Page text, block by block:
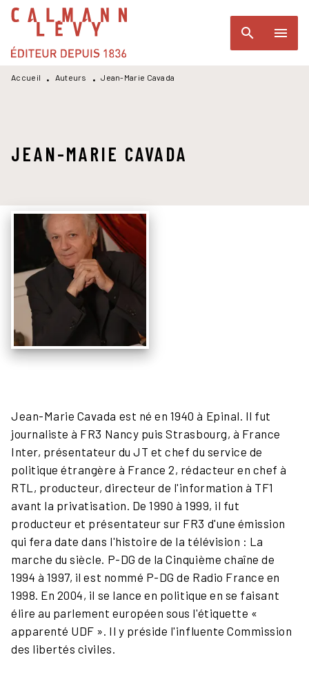
MENU RECHERCHE
PIED DE PAGE
search menu
Accueil • Auteurs • Jean-Marie Cavada
JEAN-MARIE CAVADA
Jean-Marie Cavada est né en 1940 à Epinal. Il fut
journaliste à FR3 Nancy puis Strasbourg, à France
Inter, présentateur du JT et chef du service de
politique étrangère à France 2, rédacteur en chef à
RTL, producteur, directeur de l'information à TF1
avant la privatisation. De 1990 à 1999, il fut
producteur et présentateur sur FR3 d'une émission
qui fera date dans l'histoire de la télévision : La
marche du siècle. P-DG de la Cinquième chaîne de
1994 à 1997, il est nommé P-DG de Radio France en
1998. En 2004, il se lance en politique en se faisant
élire au parlement européen sous l'étiquette «
apparenté UDF ». Il y préside l'influente Commission
des libertés civiles.